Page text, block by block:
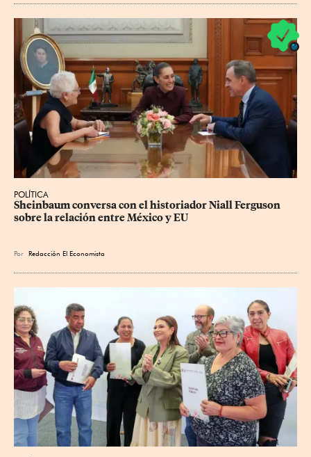
POLÍTICA
Sheinbaum conversa con el historiador Niall Ferguson
sobre la relación entre México y EU
Por Redacción El Economista